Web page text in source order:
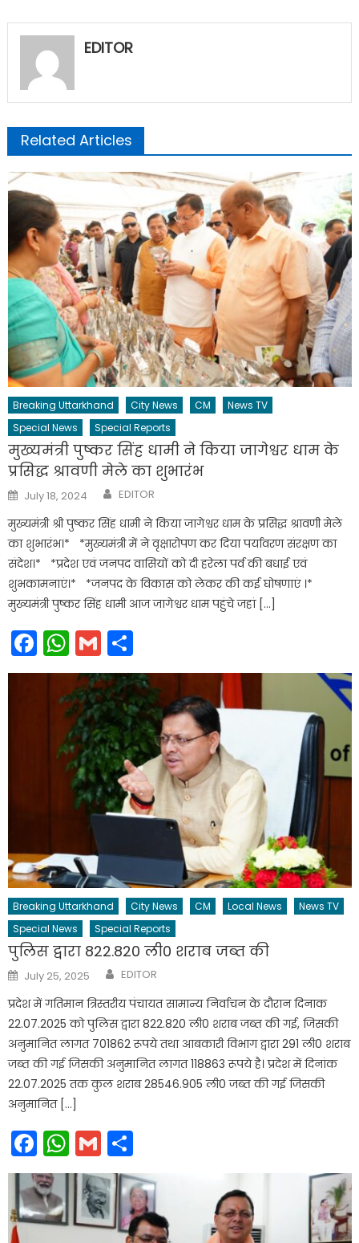
EDITOR
Related Articles
Breaking Uttarkhand City News CM
News TV
Special News
Special Reports
मुख्यमंत्री पुष्कर सिंह धामी ने किया जागेश्वर धाम के
प्रसिद्ध श्रावणी मेले का शुभारंभ
Posted
on
July 18, 2024 Author
EDITOR
मुख्यमंत्री श्री पुष्कर सिंह धामी ने किया जागेश्वर धाम के प्रसिद्ध श्रावणी मेले
का शुभारंभ।* *मुख्यमंत्री में ने वृक्षारोपण कर दिया पर्यावरण संरक्षण का
संदेश।* *प्रदेश एवं जनपद वासियों को दी हरेला पर्व की बधाई एवं
शुभकामनाएं।* *जनपद के विकास को लेकर की कई घोषणाएं ।*
मुख्यमंत्री पुष्कर सिंह धामी आज जागेश्वर धाम पहुंचे जहां […]
Facebook
WhatsApp
Gmail
Breaking Uttarkhand City News CM Local News
News TV
Special News
Special Reports
पुलिस द्वारा 822.820 ली0 शराब जब्त की
Posted
on
July 25, 2025 Author
EDITOR
प्रदेश में गतिमान त्रिस्तरीय पंचायत सामान्य निर्वाचन के दौरान दिनाक
22.07.2025 को पुलिस द्वारा 822.820 ली0 शराब जब्त की गई, जिसकी
अनुमानित लागत 701862 रूपये तथा आबकारी विभाग द्वारा 291 ली0 शराब
जब्त की गई जिसकी अनुमानित लागत 118863 रूपये है। प्रदेश में दिनांक
22.07.2025 तक कुल शराब 28546.905 ली0 जब्त की गई जिसकी
अनुमानित […]
Facebook
WhatsApp
Gmail